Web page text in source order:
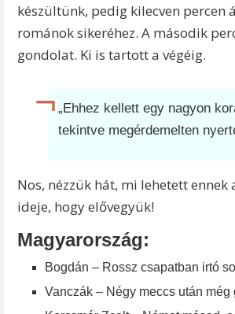
készültünk, pedig kilecven percen
románok sikeréhez. A második
gondolat. Ki is tartott a végéig.
„Ehhez kellett egy nagyon
tekintve megérdemelten
Nos, nézzük hát, mi lehetett
ideje, hogy elővegyük!
Magyarország:
Bogdán – Rossz csapatban irtó
Vanczák – Négy meccs után